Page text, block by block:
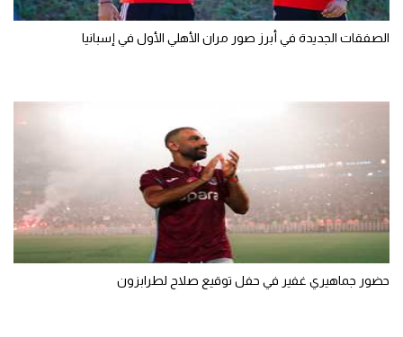
الصفقات الجديدة في أبرز صور مران الأهلي الأول في إسبانيا
حضور جماهيري غفير في حفل توقيع صلاح لطرابزون